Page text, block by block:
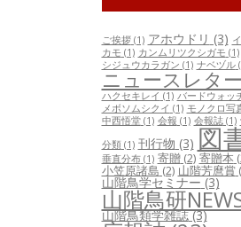
ご挨拶(1) アホウドリ (3)
カモ (1) カンムリツクシガモ (1)
シジュウカラガン (1) ナベヅル
ニュースレター
ハクセキレイ (1) バードウォッ
メボソムシクイ (1) モノクロ写
中西悟堂(1) 会報 (1) 会報誌(1)
分類(1) 刊行物 (3) 図
垂直分布(1) 寄贈(2) 寄贈本
小笠原諸島 (2) 山階芳麿賞
山階鳥学セミナー(3)
山階鳥研
山階鳥類学雑誌(3)